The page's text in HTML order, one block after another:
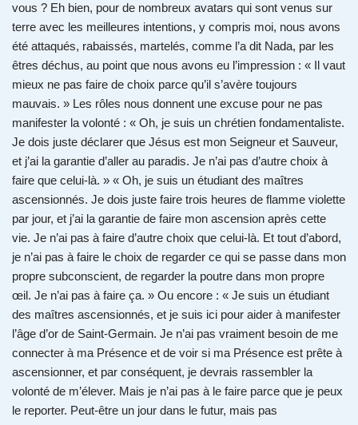
vous ? Eh bien, pour de nombreux avatars qui sont venus sur
terre avec les meilleures intentions, y compris moi, nous avons
été attaqués, rabaissés, martelés, comme l’a dit Nada, par les
êtres déchus, au point que nous avons eu l’impression : « Il vaut
mieux ne pas faire de choix parce qu’il s’avère toujours
mauvais. » Les rôles nous donnent une excuse pour ne pas
manifester la volonté : « Oh, je suis un chrétien fondamentaliste.
Je dois juste déclarer que Jésus est mon Seigneur et Sauveur,
et j’ai la garantie d’aller au paradis. Je n’ai pas d’autre choix à
faire que celui-là. » « Oh, je suis un étudiant des maîtres
ascensionnés. Je dois juste faire trois heures de flamme violette
par jour, et j’ai la garantie de faire mon ascension après cette
vie. Je n’ai pas à faire d’autre choix que celui-là. Et tout d’abord,
je n’ai pas à faire le choix de regarder ce qui se passe dans mon
propre subconscient, de regarder la poutre dans mon propre
œil. Je n’ai pas à faire ça. » Ou encore : « Je suis un étudiant
des maîtres ascensionnés, et je suis ici pour aider à manifester
l’âge d’or de Saint-Germain. Je n’ai pas vraiment besoin de me
connecter à ma Présence et de voir si ma Présence est prête à
ascensionner, et par conséquent, je devrais rassembler la
volonté de m’élever. Mais je n’ai pas à le faire parce que je peux
le reporter. Peut-être un jour dans le futur, mais pas